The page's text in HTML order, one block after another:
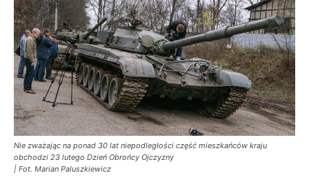
Nie zważając na ponad 30 lat niepodległości część mieszkańców kraju
obchodzi 23 lutego Dzień Obrońcy Ojczyzny
| Fot. Marian Paluszkiewicz